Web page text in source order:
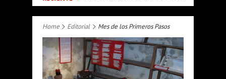
Home Editorial Mes de los Primeros Pasos